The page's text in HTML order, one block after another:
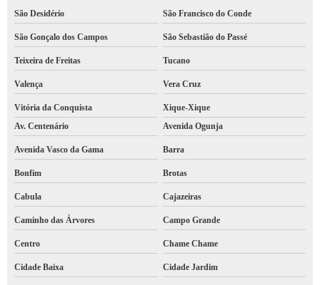
São Desidério São Francisco do Conde
São Gonçalo dos Campos São Sebastião do Passé
Teixeira de Freitas Tucano
Valença Vera Cruz
Vitória da Conquista
Xique-Xique
Av. Centenário
Avenida Ogunja
Avenida Vasco da Gama Barra
Bonfim Brotas
Cabula Cajazeiras
Caminho das Árvores Campo Grande
Centro Chame Chame
Cidade Baixa Cidade Jardim